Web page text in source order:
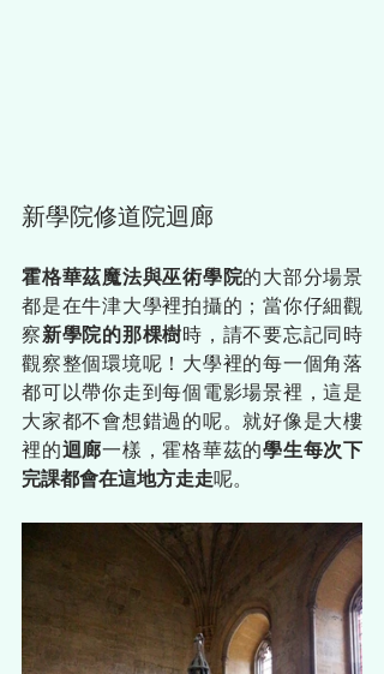
新學院修道院迴廊
霍格華茲魔法與巫術學院的大部分場景
都是在牛津大學裡拍攝的；當你仔細觀
察新學院的那棵樹時，請不要忘記同時
觀察整個環境呢！大學裡的每一個角落
都可以帶你走到每個電影場景裡，這是
大家都不會想錯過的呢。就好像是大樓
裡的迴廊一樣，霍格華茲的學生每次下
完課都會在這地方走走呢。